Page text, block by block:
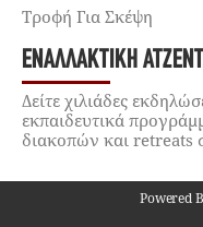
Τροφή Για Σκέψη
ΕΝΑΛΛΑΚΤΙΚΉ
Δείτε χιλιάδες
εκπαιδευτικά
διακοπών και retreats
Powered